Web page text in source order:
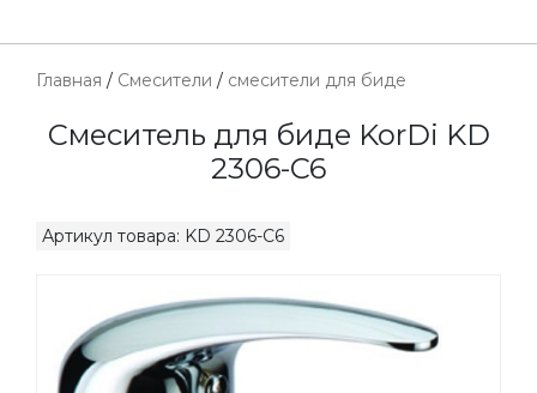
Главная / Смесители / смесители для биде
Смеситель для биде KorDi KD
2306-C6
Артикул товара: KD 2306-C6